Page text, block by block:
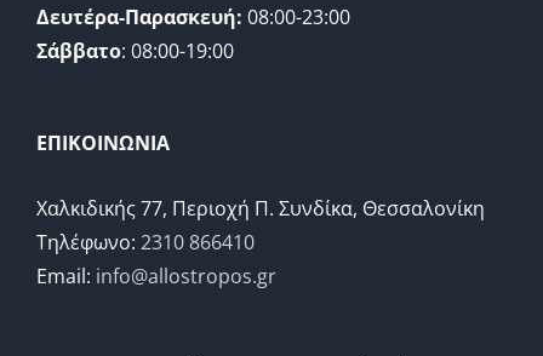
Δευτέρα-Παρασκευή: 08:00-23:00
Σάββατο: 08:00-19:00
ΕΠΙΚΟΙΝΩΝΙΑ
Χαλκιδικής 77, Περιοχή Π. Συνδίκα, Θεσσαλονίκη
Τηλέφωνο: 2310 866410
Email: info@allostropos.gr